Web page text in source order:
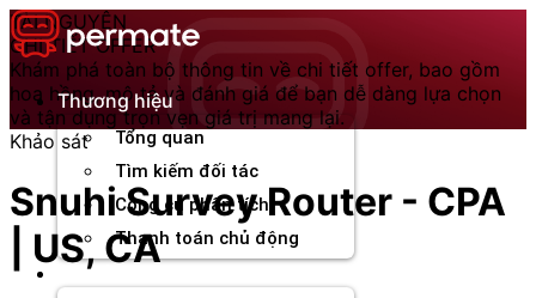
Chuyển
đến
nội
dungThương hiệu
Tổng quan
Tìm kiếm đối tác
Công cụ phân tích
Thanh toán chủ động
Đối tác
TÀI NGUYÊN
CHI TIẾT OFFER
Khám phá toàn bộ thông tin về chi tiết offer, bao gồm
hoa hồng, mô tả và đánh giá để bạn dễ dàng lựa chọn
và tận dụng trọn vẹn giá trị mang lại.
Khảo sát
Snuhi Survey Router - CPA
| US, CA